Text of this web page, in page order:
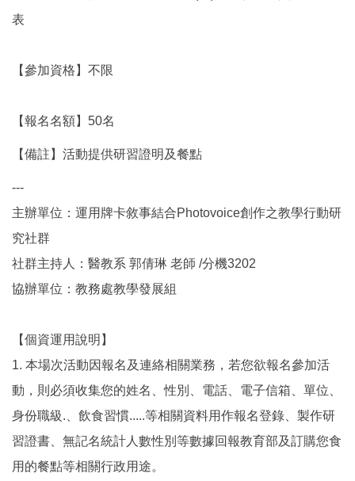
表
【參加資格】不限
【報名名額】50名
【備註】活動提供研習證明及餐點
---
主辦單位：運用牌卡敘事結合Photovoice創作之教學行動研
究社群
社群主持人：醫教系 郭倩琳 老師 /分機3202
協辦單位：教務處教學發展組
【個資運用說明】
1. 本場次活動因報名及連絡相關業務，若您欲報名參加活
動，則必須收集您的姓名、性別、電話、電子信箱、單位、
身份職級.、飲食習慣.....等相關資料用作報名登錄、製作研
習證書、無記名統計人數性別等數據回報教育部及訂購您食
用的餐點等相關行政用途。